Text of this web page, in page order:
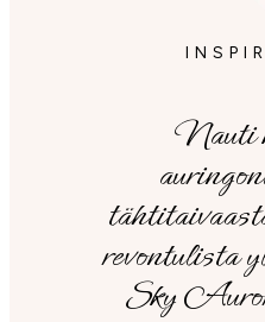
Nauti
Sky